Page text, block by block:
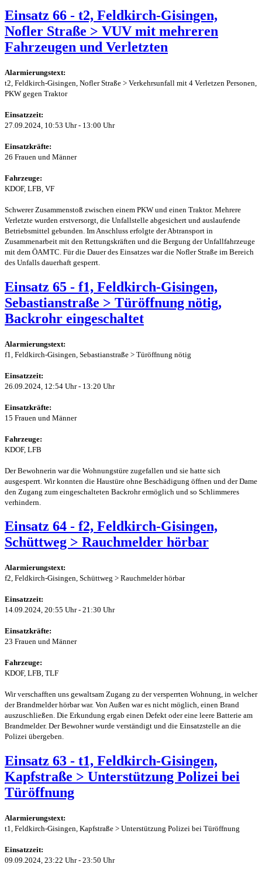
Einsatz 66 - t2, Feldkirch-Gisingen,
Nofler Straße > VUV mit mehreren
Fahrzeugen und Verletzten
Alarmierungstext:
t2, Feldkirch-Gisingen, Nofler Straße > Verkehrsunfall mit 4 Verletzen Personen,
PKW gegen Traktor
Einsatzzeit:
27.09.2024, 10:53 Uhr - 13:00 Uhr
Einsatzkräfte:
26 Frauen und Männer
Fahrzeuge:
KDOF, LFB, VF
Schwerer Zusammenstoß zwischen einem PKW und einen Traktor. Mehrere
Verletzte wurden erstversorgt, die Unfallstelle abgesichert und auslaufende
Betriebsmittel gebunden. Im Anschluss erfolgte der Abtransport in
Zusammenarbeit mit den Rettungskräften und die Bergung der Unfallfahrzeuge
mit dem ÖAMTC. Für die Dauer des Einsatzes war die Nofler Straße im Bereich
des Unfalls dauerhaft gesperrt.
Einsatz 65 - f1, Feldkirch-Gisingen,
Sebastianstraße > Türöffnung nötig,
Backrohr eingeschaltet
Alarmierungstext:
f1, Feldkirch-Gisingen, Sebastianstraße > Türöffnung nötig
Einsatzzeit:
26.09.2024, 12:54 Uhr - 13:20 Uhr
Einsatzkräfte:
15 Frauen und Männer
Fahrzeuge:
KDOF, LFB
Der Bewohnerin war die Wohnungstüre zugefallen und sie hatte sich
ausgesperrt. Wir konnten die Haustüre ohne Beschädigung öffnen und der Dame
den Zugang zum eingeschalteten Backrohr ermöglich und so Schlimmeres
verhindern.
Einsatz 64 - f2, Feldkirch-Gisingen,
Schüttweg > Rauchmelder hörbar
Alarmierungstext:
f2, Feldkirch-Gisingen, Schüttweg > Rauchmelder hörbar
Einsatzzeit:
14.09.2024, 20:55 Uhr - 21:30 Uhr
Einsatzkräfte:
23 Frauen und Männer
Fahrzeuge:
KDOF, LFB, TLF
Wir verschafften uns gewaltsam Zugang zu der versperrten Wohnung, in welcher
der Brandmelder hörbar war. Von Außen war es nicht möglich, einen Brand
auszuschließen. Die Erkundung ergab einen Defekt oder eine leere Batterie am
Brandmelder. Der Bewohner wurde verständigt und die Einsatzstelle an die
Polizei übergeben.
Einsatz 63 - t1, Feldkirch-Gisingen,
Kapfstraße > Unterstützung Polizei bei
Türöffnung
Alarmierungstext:
t1, Feldkirch-Gisingen, Kapfstraße > Unterstützung Polizei bei Türöffnung
Einsatzzeit:
09.09.2024, 23:22 Uhr - 23:50 Uhr